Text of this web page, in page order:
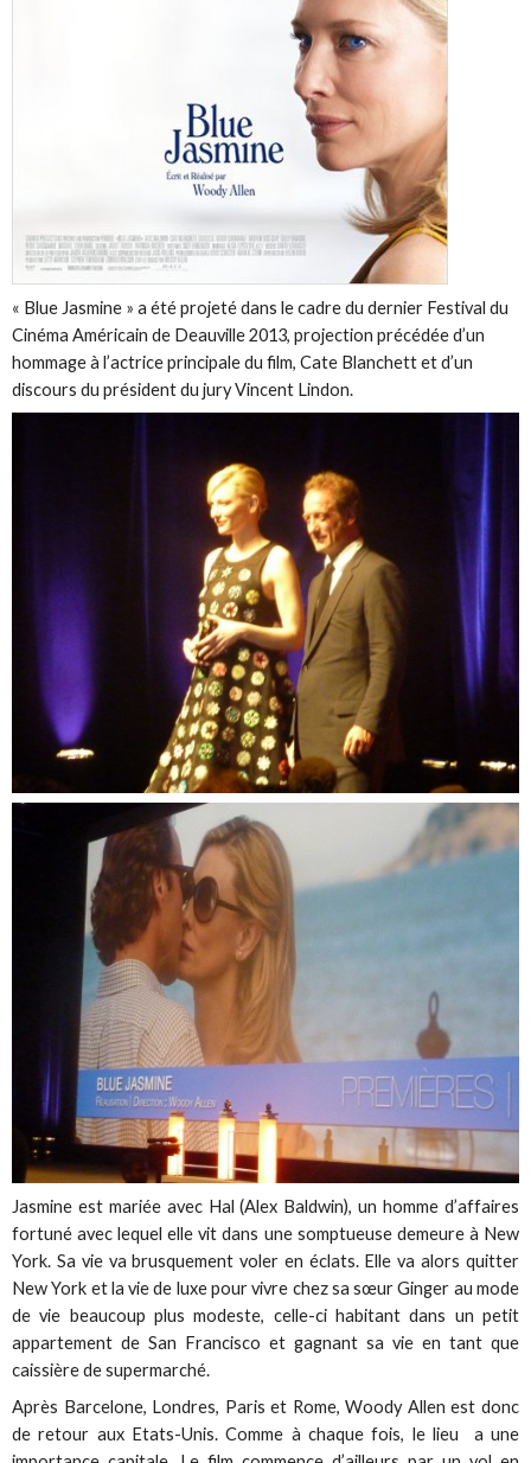
« Blue Jasmine » a été projeté dans le cadre du dernier Festival du
Cinéma Américain de Deauville 2013, projection précédée d’un
hommage à l’actrice principale du film, Cate Blanchett et d’un
discours du président du jury Vincent Lindon.
Jasmine est mariée avec Hal (Alex Baldwin), un homme d’affaires
fortuné avec lequel elle vit dans une somptueuse demeure à New
York. Sa vie va brusquement voler en éclats. Elle va alors quitter
New York et la vie de luxe pour vivre chez sa sœur Ginger au mode
de vie beaucoup plus modeste, celle-ci habitant dans un petit
appartement de San Francisco et gagnant sa vie en tant que
caissière de supermarché.
Après Barcelone, Londres, Paris et Rome, Woody Allen est donc
de retour aux Etats-Unis. Comme à chaque fois, le lieu a une